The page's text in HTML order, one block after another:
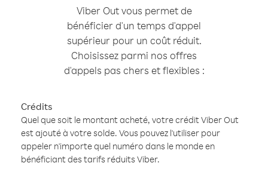
Viber Out vous permet de
bénéficier d'un temps d'appel
supérieur pour un coût réduit.
Choisissez parmi nos offres
d'appels pas chers et flexibles :
Crédits
Quel que soit le montant acheté, votre crédit Viber Out
est ajouté à votre solde. Vous pouvez l'utiliser pour
appeler n'importe quel numéro dans le monde en
bénéficiant des tarifs réduits Viber.